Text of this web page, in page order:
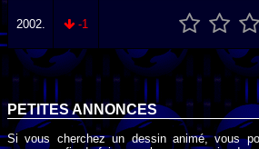
2002. -1
PETITES ANNONCES
Si vous cherchez un dessin animé, vous